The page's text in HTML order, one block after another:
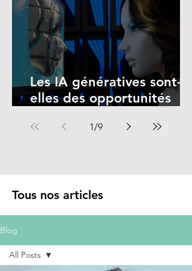
Les IA génératives sont-
elles des opportunités
1/9
Tous nos articles
Blog
All Posts